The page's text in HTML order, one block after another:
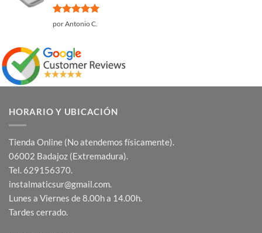
Valorado
por Antonio C.
HORARIO Y UBICACIÓN
Tienda Online (No atendemos físicamente).
06002 Badajoz (Extremadura).
Tel. 629156370.
instalmaticsur@gmail.com.
Lunes a Viernes de 8.00h a 14.00h.
Tardes cerrado.